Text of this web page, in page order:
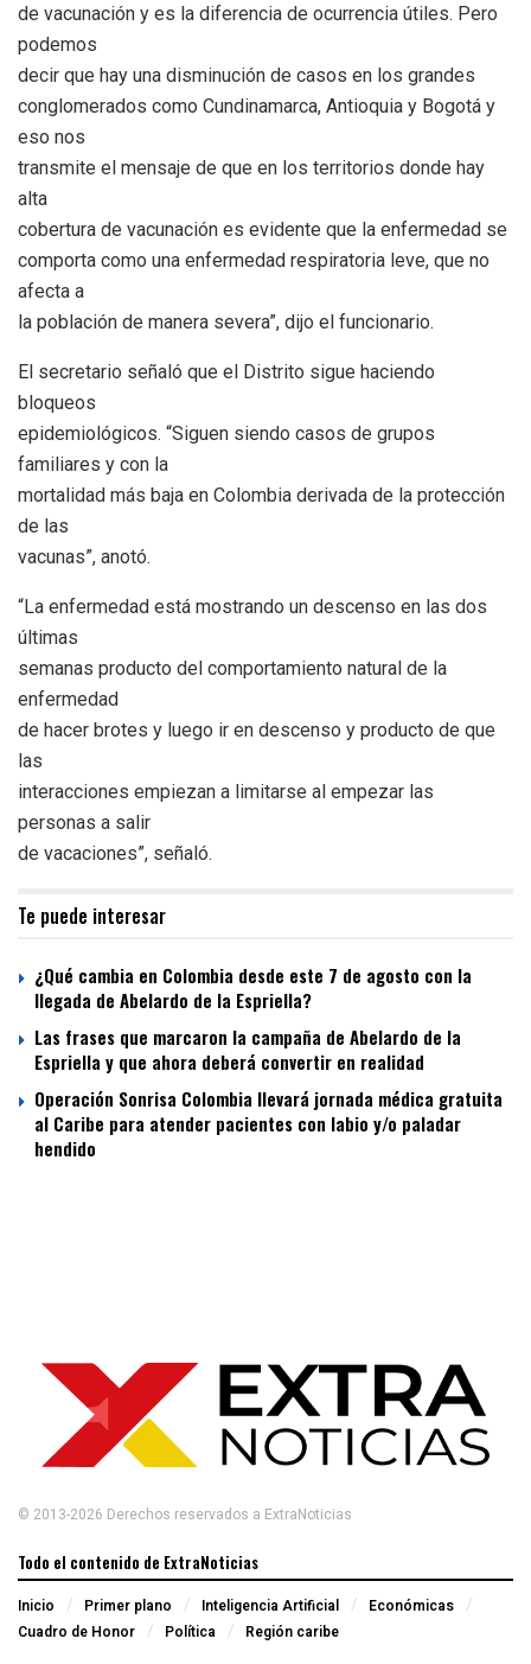
de vacunación y es la diferencia de ocurrencia útiles. Pero
podemos
decir que hay una disminución de casos en los grandes
conglomerados como Cundinamarca, Antioquia y Bogotá y
eso nos
transmite el mensaje de que en los territorios donde hay
alta
cobertura de vacunación es evidente que la enfermedad se
comporta como una enfermedad respiratoria leve, que no
afecta a
la población de manera severa”, dijo el funcionario.
El secretario señaló que el Distrito sigue haciendo
bloqueos
epidemiológicos. “Siguen siendo casos de grupos
familiares y con la
mortalidad más baja en Colombia derivada de la protección
de las
vacunas”, anotó.
“La enfermedad está mostrando un descenso en las dos
últimas
semanas producto del comportamiento natural de la
enfermedad
de hacer brotes y luego ir en descenso y producto de que
las
interacciones empiezan a limitarse al empezar las
personas a salir
de vacaciones”, señaló.
Te puede interesar
¿Qué cambia en Colombia desde este 7 de agosto con la
llegada de Abelardo de la Espriella?
Las frases que marcaron la campaña de Abelardo de la
Espriella y que ahora deberá convertir en realidad
Operación Sonrisa Colombia llevará jornada médica gratuita
al Caribe para atender pacientes con labio y/o paladar
hendido
© 2013-2026 Derechos reservados a ExtraNoticias
Todo el contenido de ExtraNoticias
Inicio Primer plano Inteligencia Artificial
Económicas
Cuadro de Honor
Política Región caribe